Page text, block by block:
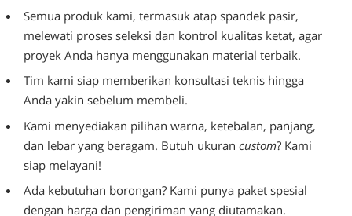
Semua produk kami, termasuk atap spandek pasir,
melewati proses seleksi dan kontrol kualitas ketat, agar
proyek Anda hanya menggunakan material terbaik.
Tim kami siap memberikan konsultasi teknis hingga
Anda yakin sebelum membeli.
Kami menyediakan pilihan warna, ketebalan, panjang,
dan lebar yang beragam. Butuh ukuran custom? Kami
siap melayani!
Ada kebutuhan borongan? Kami punya paket spesial
dengan harga dan pengiriman yang diutamakan.